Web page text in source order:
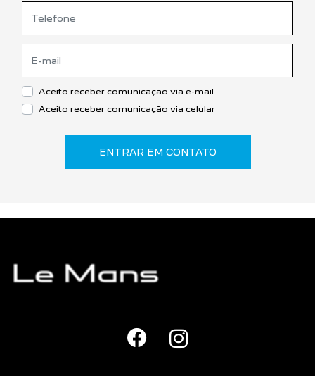
Aceito receber comunicação via e-mail
Aceito receber comunicação via celular
ENTRAR EM CONTATO